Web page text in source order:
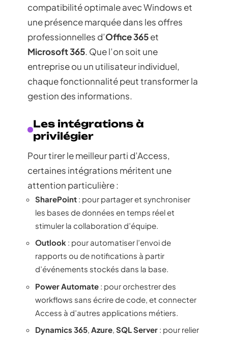
compatibilité optimale avec Windows et
une présence marquée dans les offres
professionnelles d’Office 365et
Microsoft 365. Que l’on soit une
entreprise ou un utilisateur individuel,
chaque fonctionnalité peut transformer la
gestion des informations.
Les intégrations à
privilégier
Pour tirer le meilleur parti d’Access,
certaines intégrations méritent une
attention particulière :
SharePoint : pour partager et synchroniser
les bases de données en temps réel et
stimuler la collaboration d’équipe.
Outlook : pour automatiser l’envoi de
rapports ou de notifications à partir
d’événements stockés dans la base.
Power Automate : pour orchestrer des
workflows sans écrire de code, et connecter
Access à d’autres applications métiers.
Dynamics 365, Azure, SQL Server : pour relier